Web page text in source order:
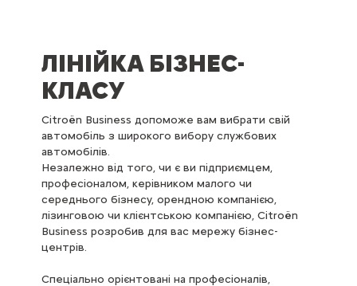
ЛІНІЙКА БІЗНЕС-
КЛАСУ
Citroën Business допоможе вам вибрати свій
автомобіль з широкого вибору службових
автомобілів.
Незалежно від того, чи є ви підприємцем,
професіоналом, керівником малого чи
середнього бізнесу, орендною компанією,
лізинговою чи клієнтською компанією, Citroën
Business розробив для вас мережу бізнес-
центрів.
Спеціально орієнтовані на професіоналів,